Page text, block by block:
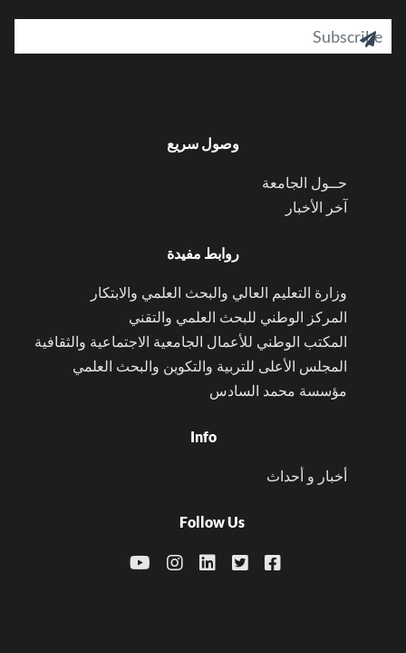

وصول سريع
حــول الجامعة
آخر الأخبار
روابط مفيدة
وزارة التعليم العالي والبحث العلمي والابتكار
المركز الوطني للبحث العلمي والتقني
المكتب الوطني للأعمال الجامعية الاجتماعية والثقافية
المجلس الأعلى للتربية والتكوين والبحث العلمي
مؤسسة محمد السادس
Info
أخبار و أحداث
Follow Us